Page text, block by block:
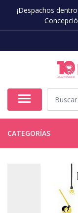
¡Despachos
CATEGORÍAS